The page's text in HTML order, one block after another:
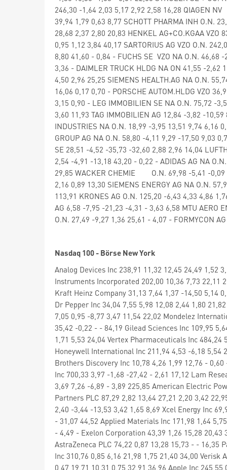
246,30 -1,64 2,03 5,17 2,92 2,58 16,28 QIAGEN
39,94 1,79 0,63 8,77 SCHOTT PHARMA INH O.N.
28,68 2,37 2,80 20,83 HENKEL AG+CO.KGAA
0,95 1,12 3,84 40,17 SARTORIUS AG VZO O.N.
8,80 41,60 - 0,84 - FUCHS SE VZO NA O.N. 46,68
3,36 - DAIMLER TRUCK HLDG NA ON 41,55 -2,62
4,50 2,96 25,25 SIEMENS HEALTH.AG NA O.N.
16,06 0,17 0,70 - PORSCHE AUTOM.HLDG VZO
3,15 0,90 - LEG IMMOBILIEN SE NA O.N. 75,72 -
3,60 11,93 TAG IMMOBILIEN AG 12,84 -3,82 -
INDUSTRIES NA O.N. 18,99 -3,95 13,51 9,74 6,16
GROUP AG NA O.N. 58,80 -4,11 9,29 -17,50 9,03
SE 28,51 -4,52 -35,73 -32,60 2,88 2,96 14,04
2,54 -4,91 -13,18 43,20 - 0,22 - ADIDAS AG NA
29,85 WACKER CHEMIE O.N. 69,98 -5,41 -0,09 -
2,16 0,89 13,30 SIEMENS ENERGY AG NA O.N.
113,91 KRONES AG O.N. 125,20 -6,43 4,33 4,86
AG 6,58 -7,95 -21,23 -4,31 - 3,63 6,58 MTU AERO
O.N. 27,49 -9,27 1,36 25,61 - 4,07 - FORMYCON
Nasdaq 100 - Börse New York
Analog Devices Inc 238,91 11,32 12,45 24,49 1,52
Instruments Incorporated 202,00 10,36 7,73 22,11
Kraft Heinz Company 31,13 7,64 1,37 -14,50 5,14
Dr Pepper Inc 34,04 7,55 5,98 12,08 2,44 1,80
7,05 0,95 -8,77 3,47 11,54 22,02 Mondelez
35,42 -0,22 - - 84,19 Gilead Sciences Inc 109,95
1,71 5,53 24,04 Vertex Pharmaceuticals Inc
Honeywell International Inc 211,94 4,53 -6,18 5,54
Brothers Discovery Inc 10,78 4,26 1,99 12,76 -
Inc 700,33 3,97 -1,68 -27,42 - 2,61 17,12 Lam
3,69 7,26 -6,89 - 3,89 225,85 American Electric
Partners PLC 87,29 2,82 13,64 27,21 2,20 3,42
2,40 -3,44 -13,53 3,42 1,65 8,69 Xcel Energy Inc
- 31,07 44,52 Applied Materials Inc 171,98 1,64
- 4,49 - Exelon Corporation 43,39 1,26 15,28
AstraZeneca PLC 74,22 0,87 13,28 15,73 - - 16,35
Inc 310,76 0,85 6,16 21,98 1,75 21,40 34,00
0,47 19,71 10,31 0,75 32,91 36,96 Apple Inc